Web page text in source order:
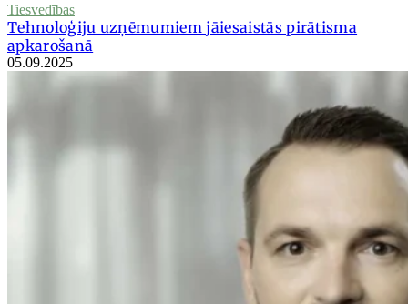
Tiesvedības
Tehnoloģiju uzņēmumiem jāiesaistās pirātisma
apkarošanā
05.09.2025